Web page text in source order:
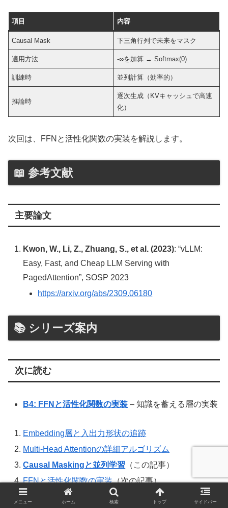
項目 内容
Causal Mask 下三角行列で未来をマスク
適用方法 -∞を加算 → Softmax(0)
訓練時 並列計算（効率的）
推論時
逐次生成（KVキャッシュで高速
化）
次回は、FFNと活性化関数の実装を解説します。
📖 参考文献
主要論文
Kwon, W., Li, Z., Zhuang, S., et al. (2023): “vLLM:
Easy, Fast, and Cheap LLM Serving with
PagedAttention”, SOSP 2023
https://arxiv.org/abs/2309.06180
📚 シリーズ案内
次に読む
B4: FFNと活性化関数の実装 – 知識を蓄える層の実装
Embedding層と入出力形状の追跡
Multi-Head Attentionの詳細アルゴリズム
Causal Maskingと並列学習 （この記事）
FFNと活性化関数の実装（次の記事）
残差接続と層正規化の詳細実装
メニュー ホーム 検索 トップ サイドバー